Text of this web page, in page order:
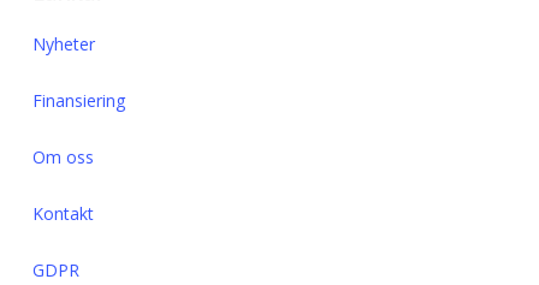
Nyheter
Finansiering
Om oss
Kontakt
GDPR